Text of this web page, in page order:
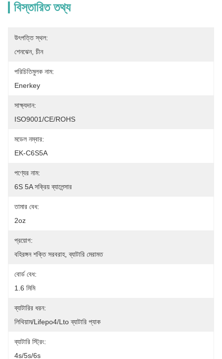
বিস্তারিত তথ্য
উৎপত্তি স্থল:
শেনঝেন, চীন
পরিচিতিমুলক নাম:
Enerkey
সাক্ষ্যদান:
ISO9001/CE/ROHS
মডেল নম্বার:
EK-C6S5A
পণ্যের নাম:
6S 5A সক্রিয় ব্যালেন্সার
তামার বেধ:
2oz
প্রয়োগ:
বহিরঙ্গন শক্তি সরবরাহ, ব্যাটারি মেরামত
বোর্ড বেধ:
1.6 মিমি
ব্যাটারির ধরন:
লিথিয়াম/Lifepo4/Lto ব্যাটারি প্যাক
ব্যাটারি স্ট্রিং:
4s/5s/6s